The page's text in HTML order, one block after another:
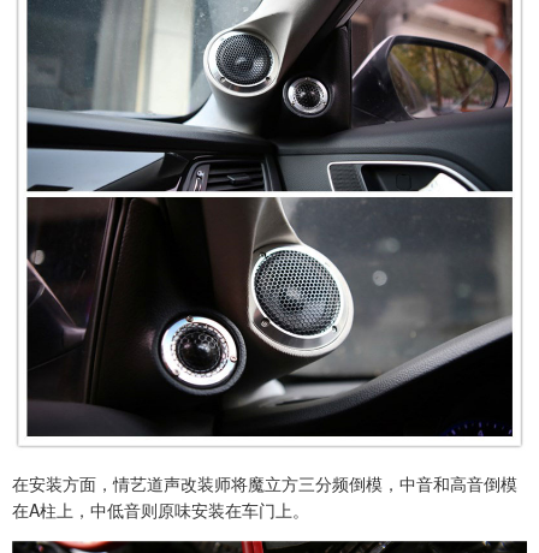
在安装方面，情艺道声改装师将魔立方三分频倒模，中音和高音倒模
在A柱上，中低音则原味安装在车门上。